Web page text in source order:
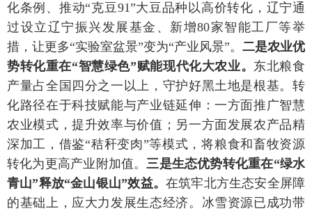
化条例、推动“克豆91”大豆品种以高价转化，辽宁通
过设立辽宁振兴发展基金、新增80家智能工厂等举
措，让更多“实验室盆景”变为“产业风景”。 二是农业优
势转化重在“智慧绿色”赋能现代化大农业。 东北粮食
产量占全国四分之一以上，守护好黑土地是根基。转
化路径在于科技赋能与产业链延伸：一方面推广智慧
农业模式，提升效率与价值；另一方面发展农产品精
深加工，借鉴“秸秆变肉”等模式，将粮食和畜牧资源
转化为更高产业附加值。 三是生态优势转化重在“绿水
青山”释放“金山银山”效益。 在筑牢北方生态安全屏障
的基础上，应大力发展生态经济。冰雪资源已成功带